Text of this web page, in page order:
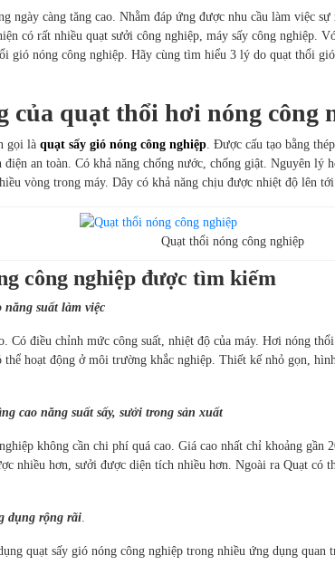
ngày càng tăng cao. Nhằm đáp ứng được nhu cầu làm việc
có rất nhiều quạt sưởi công nghiệp, máy sấy công nghiệp.
gió nóng công nghiệp. Hãy cùng tìm hiểu 3 lý do quạt thổi
của quạt thổi hơi nóng công
gọi là quạt sấy gió nóng công nghiệp. Được cấu tạo bằng
an toàn. Có khả năng chống nước, chống giật. Nguyên lý
vòng trong máy. Dây có khả năng chịu được nhiệt độ lên
Quạt thổi nóng công nghiệp
công nghiệp được tìm kiếm
năng suất làm việc
Có điều chỉnh mức công suất, nhiệt độ của máy. Hơi nóng
thể hoạt động ở môi trường khắc nghiệp. Thiết kế nhỏ gọn,
cao năng suất sấy, sưởi trong sản xuất
không cần chi phí quá cao. Giá cao nhất chỉ khoảng gần
nhiều hơn, sưởi được diện tích nhiều hơn. Ngoài ra Quạt có
dụng rộng rãi.
quạt sấy gió nóng công nghiệp trong nhiều ứng dụng quan